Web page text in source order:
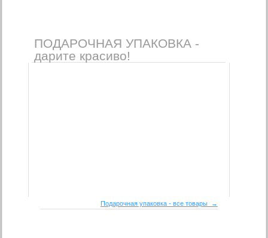
ПОДАРОЧНАЯ УПАКОВКА -
дарите красиво!
Подарочная упаковка - все товары →